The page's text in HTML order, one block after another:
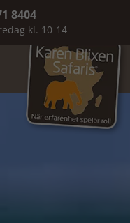
8404
kl. 10-14